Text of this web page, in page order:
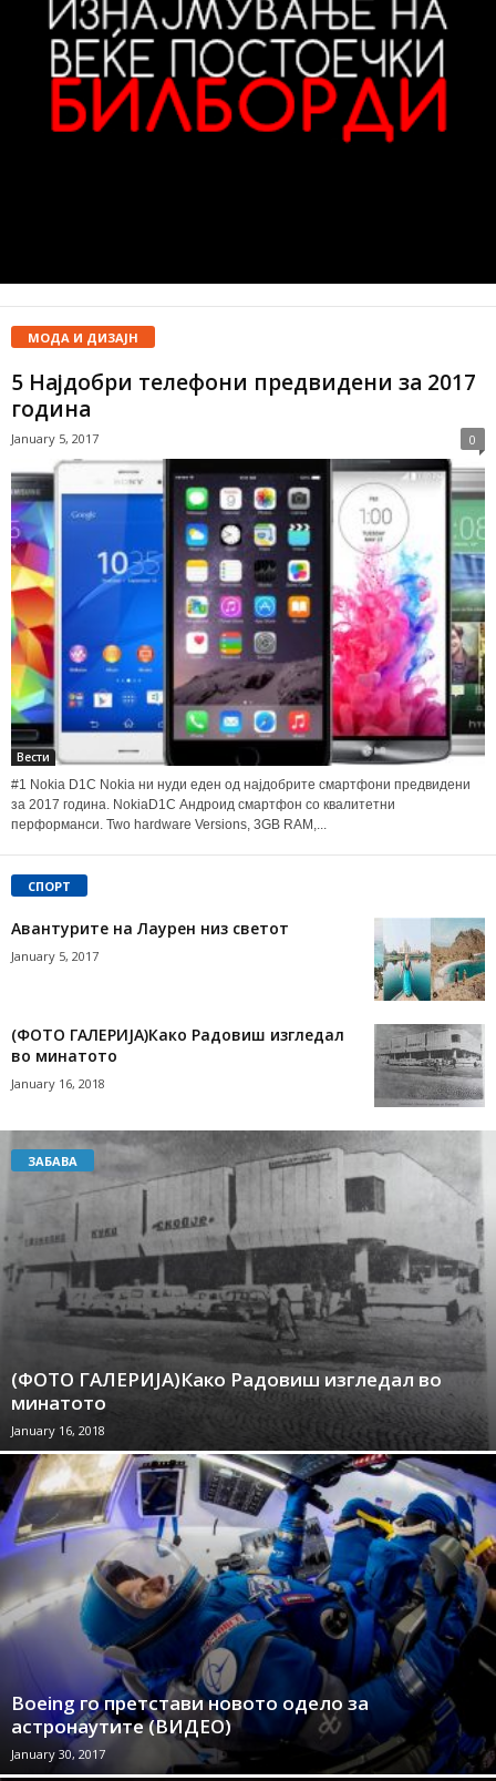
МОДА И ДИЗАЈН
5 Најдобри телефони предвидени за 2017
година
January 5, 2017 0
Вести
#1 Nokia D1C Nokia ни нуди еден од најдобрите смартфони предвидени
за 2017 година. NokiaD1C Андроид смартфон со квалитетни
перформанси. Two hardware Versions, 3GB RAM,...
СПОРТ
Авантурите на Лаурен низ светот
January 5, 2017
(ФОТО ГАЛЕРИЈА)Како Радовиш изгледал
во минатото
January 16, 2018
ЗАБАВА
(ФОТО ГАЛЕРИЈА)Како Радовиш изгледал во
минатото
January 16, 2018
Boeing го претстави новото одело за
астронаутите (ВИДЕО)
January 30, 2017